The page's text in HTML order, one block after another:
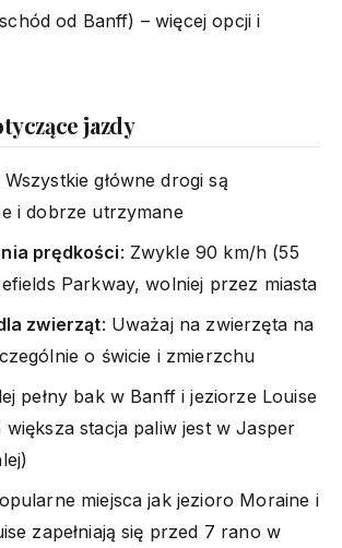
od Banff) – więcej opcji i
jazdy
Wszystkie główne drogi są
i dobrze utrzymane
prędkości: Zwykle 90 km/h (55
Parkway, wolniej przez miasta
zwierząt: Uważaj na zwierzęta na
o świcie i zmierzchu
pełny bak w Banff i jeziorze Louise
większa stacja paliw jest w Jasper
miejsca jak jezioro Moraine i
zapełniają się przed 7 rano w